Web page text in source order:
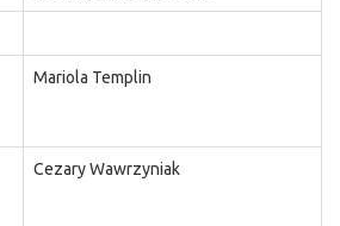
Mariola Templin
Cezary Wawrzyniak